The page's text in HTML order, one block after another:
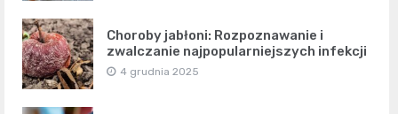
Choroby jabłoni: Rozpoznawanie i
zwalczanie najpopularniejszych infekcji
4 grudnia 2025